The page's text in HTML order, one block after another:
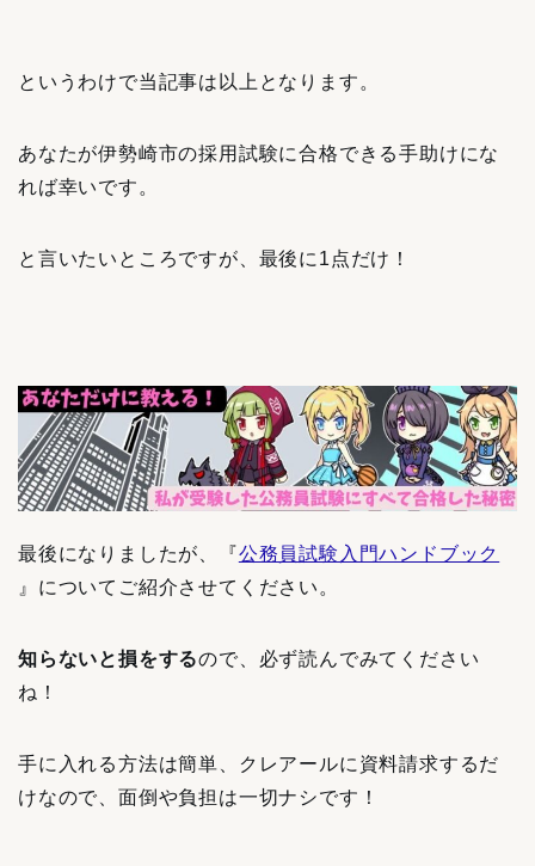
というわけで当記事は以上となります。
あなたが伊勢崎市の採用試験に合格できる手助けにな
れば幸いです。
と言いたいところですが、最後に1点だけ！
最後になりましたが、『公務員試験入門ハンドブック
』についてご紹介させてください。
知らないと損をするので、必ず読んでみてください
ね！
手に入れる方法は簡単、クレアールに資料請求するだ
けなので、面倒や負担は一切ナシです！